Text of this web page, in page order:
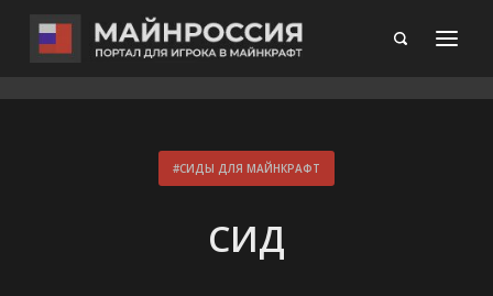
СИДЫ ДЛЯ МАЙНКРАФТ
СИД